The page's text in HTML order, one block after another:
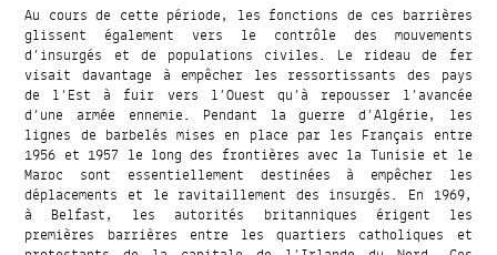
Au cours de cette période, les fonctions de ces barrières
glissent également vers le contrôle des mouvements
d’insurgés et de populations civiles. Le rideau de fer
visait davantage à empêcher les ressortissants des pays
de l’Est à fuir vers l’Ouest qu’à repousser l’avancée
d’une armée ennemie. Pendant la guerre d’Algérie, les
lignes de barbelés mises en place par les Français entre
1956 et 1957 le long des frontières avec la Tunisie et le
Maroc sont essentiellement destinées à empêcher les
déplacements et le ravitaillement des insurgés. En 1969,
à Belfast, les autorités britanniques érigent les
premières barrières entre les quartiers catholiques et